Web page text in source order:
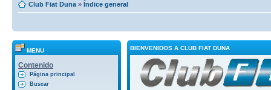
Club Fiat Duna » Índice general
MENU
Contenido
Página principal
Buscar
BIENVENIDOS A CLUB FIAT DUNA